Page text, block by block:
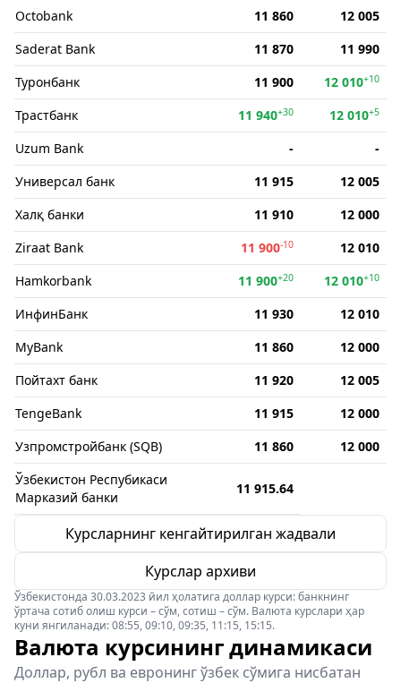
Octobank 11 860
12 005
Saderat Bank
11 870
11 990
Туронбанк
11 900 12 010+10
Трастбанк 11 940+30 12 010+5
Uzum Bank -
-
Универсал банк
11 915
12 005
Халқ банки
11 910
12 000
Ziraat Bank
11 900-10
12 010
Hamkorbank
11 900+20 12 010+10
ИнфинБанк 11 930
12 010
MyBank
11 860
12 000
Пойтахт банк
11 920
12 005
TengeBank
11 915
12 000
Узпромстройбанк (SQB)
11 860
12 000
Ўзбекистон Респубикаси
Марказий банки
11 915.64
Курсларнинг кенгайтирилган жадвали
Курслар архиви
Ўзбекистонда 30.03.2023 йил ҳолатига доллар курси: банкнинг
ўртача сотиб олиш курси – сўм, сотиш – сўм. Валюта курслари ҳар
куни янгиланади: 08:55, 09:10, 09:35, 11:15, 15:15.
Валюта курсининг динамикаси
Доллар, рубл ва евронинг ўзбек сўмига нисбатан